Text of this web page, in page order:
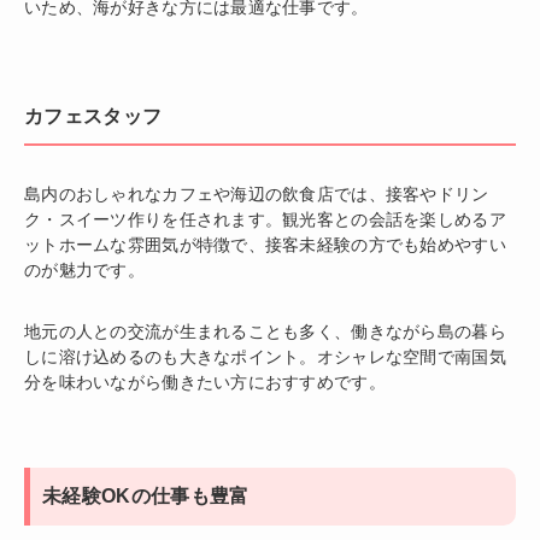
いため、海が好きな方には最適な仕事です。
カフェスタッフ
島内のおしゃれなカフェや海辺の飲食店では、接客やドリン
ク・スイーツ作りを任されます。観光客との会話を楽しめるア
ットホームな雰囲気が特徴で、接客未経験の方でも始めやすい
のが魅力です。
地元の人との交流が生まれることも多く、働きながら島の暮ら
しに溶け込めるのも大きなポイント。オシャレな空間で南国気
分を味わいながら働きたい方におすすめです。
未経験OKの仕事も豊富